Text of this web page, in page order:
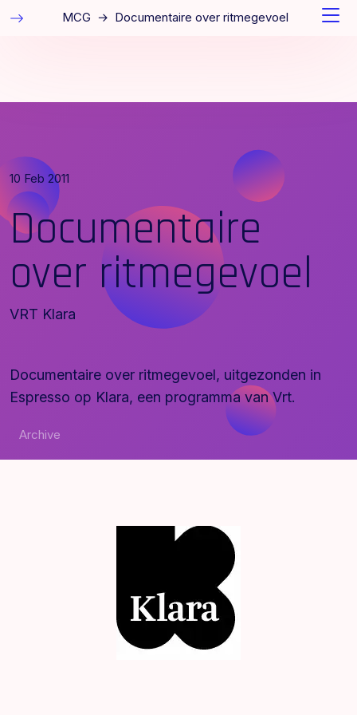
MCG → Documentaire over ritmegevoel
10 Feb 2011
Documentaire
over ritmegevoel
VRT Klara
Documentaire over ritmegevoel, uitgezonden in
Espresso op Klara, een programma van Vrt.
Archive